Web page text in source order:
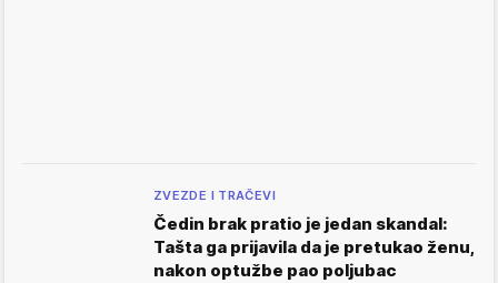
ZVEZDE I TRAČEVI
Čedin brak pratio je jedan skandal:
Tašta ga prijavila da je pretukao ženu,
nakon optužbe pao poljubac